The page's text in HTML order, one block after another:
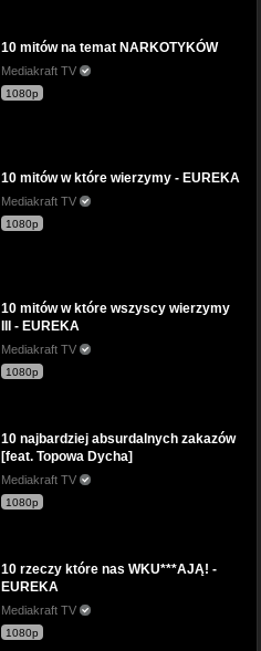
10 mitów na temat NARKOTYKÓW
Mediakraft TV
1080p
10 mitów w które wierzymy - EUREKA
Mediakraft TV
1080p
10 mitów w które wszyscy wierzymy
III - EUREKA
Mediakraft TV
1080p
10 najbardziej absurdalnych zakazów
[feat. Topowa Dycha]
Mediakraft TV
1080p
10 rzeczy które nas WKU***AJĄ! -
EUREKA
Mediakraft TV
1080p